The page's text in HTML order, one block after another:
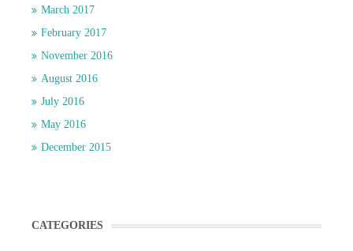
March 2017
February 2017
November 2016
August 2016
July 2016
May 2016
December 2015
CATEGORIES